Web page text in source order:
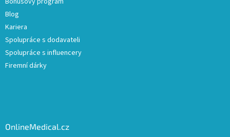
Blog
Kariera
Spolupráce s dodavateli
Spolupráce s influencery
Firemní dárky
OnlineMedical.cz